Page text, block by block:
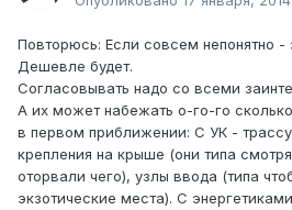
Повторюсь: Если совсем непонятно -
Дешевле будет.
Согласовывать надо со всеми
А их может набежать о-го-го
в первом приближении: С УК -
крепления на крыше (они типа
оторвали чего), узлы ввода (типа
экзотические места). С